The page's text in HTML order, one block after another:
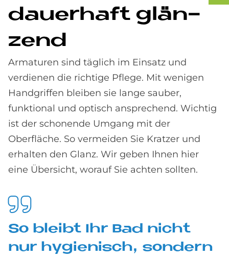
dau­er­haft glän­
zend
Armaturen sind täglich im Einsatz und
verdienen die richtige Pflege. Mit wenigen
Handgriffen bleiben sie lange sauber,
funktional und optisch ansprechend. Wichtig
ist der schonende Umgang mit der
Oberfläche. So vermeiden Sie Kratzer und
erhalten den Glanz. Wir geben Ihnen hier
eine Übersicht, worauf Sie achten sollten.
So blei­bt Ihr Bad nicht
nur hy­gie­nisch, son­dern